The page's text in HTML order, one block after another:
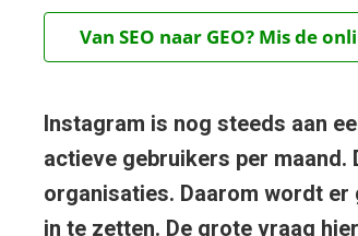
Van SEO naar GEO? Mis de
Instagram is nog steeds aan
actieve gebruikers per
organisaties. Daarom wordt
in te zetten. De grote vraag